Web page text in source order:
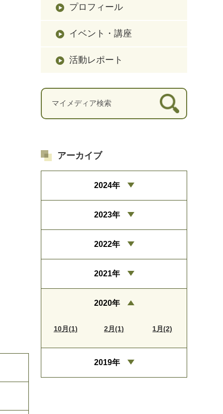
プロフィール
イベント・講座
活動レポート
アーカイブ
2024年
2023年
2022年
2021年
2020年
10月(1) 2月(1) 1月(2)
2019年